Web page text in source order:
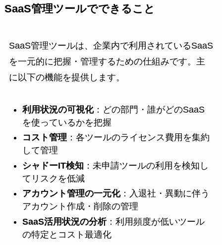
SaaS管理ツールでできること
SaaS管理ツールは、企業内で利用されているSaaS
を一元的に把握・管理するための仕組みです。主
に以下の機能を提供します。
利用状況の可視化：どの部門・誰がどのSaaS
を使っているかを把握
コスト管理 ：各ツールのライセンス費用を集約
して管理
シャドーIT検知 ：未申請ツールの利用を検知し
てリスクを低減
アカウント管理の一元化：入退社・異動に伴う
アカウント作成・削除の管理
SaaS活用状況の分析：利用頻度が低いツール
の特定とコスト最適化